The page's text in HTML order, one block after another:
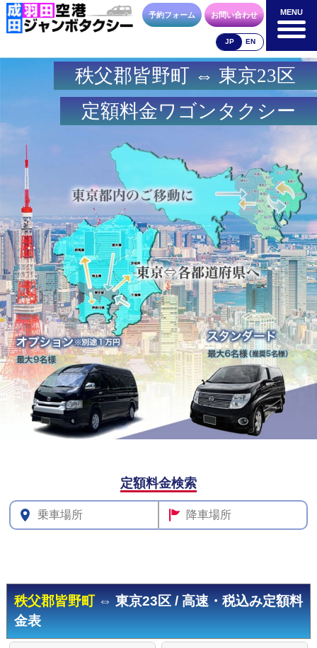
MENU
成田空港
料金表
羽田空港
料金表
空港送迎以外
料金表
車種・荷物 お支払方法 合流方法
お問合せ 予約フォーム
その他
料金
予約フォーム お問い合わせ
JP EN
MENU
秩父郡皆野町 ⇔ 東京23区
定額料金ワゴンタクシー
定額料金検索
秩父郡皆野町⇔ 東京23区 / 高速・税込み定額料
金表